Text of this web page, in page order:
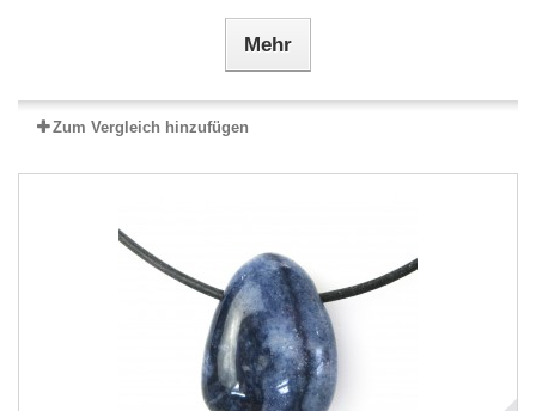
Mehr
Zum Vergleich hinzufügen